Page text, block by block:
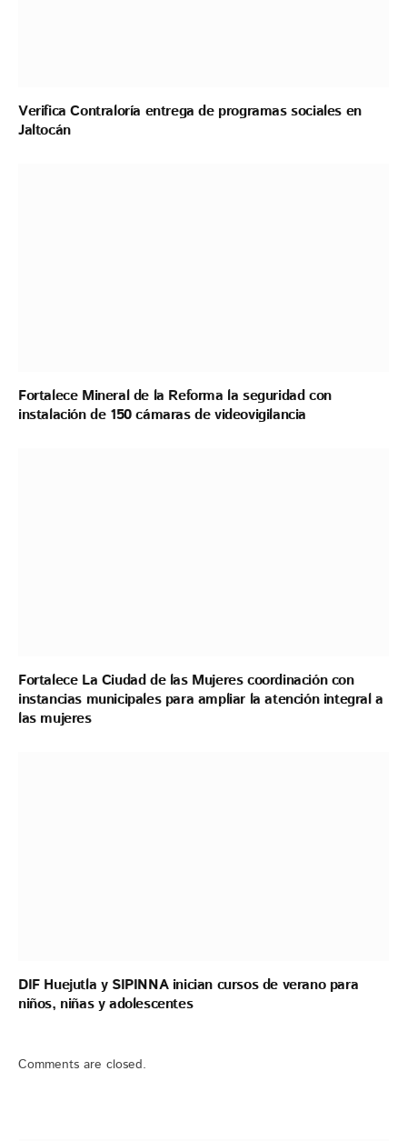
Verifica Contraloría entrega de programas sociales en
Jaltocán
Fortalece Mineral de la Reforma la seguridad con
instalación de 150 cámaras de videovigilancia
Fortalece La Ciudad de las Mujeres coordinación con
instancias municipales para ampliar la atención integral a
las mujeres
DIF Huejutla y SIPINNA inician cursos de verano para
niños, niñas y adolescentes
Comments are closed.